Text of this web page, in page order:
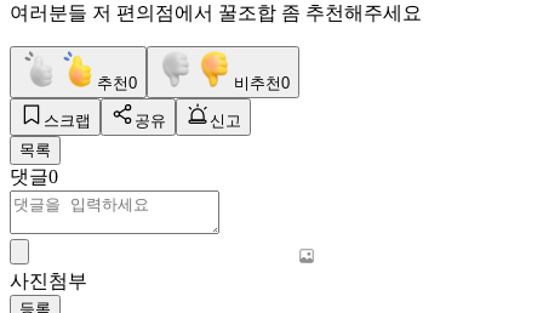
여러분들 저 편의점에서 꿀조합 좀 추천해주세요
추천0 비추천0
스크랩 공유
신고
목록
댓글0
사진첨부
등록